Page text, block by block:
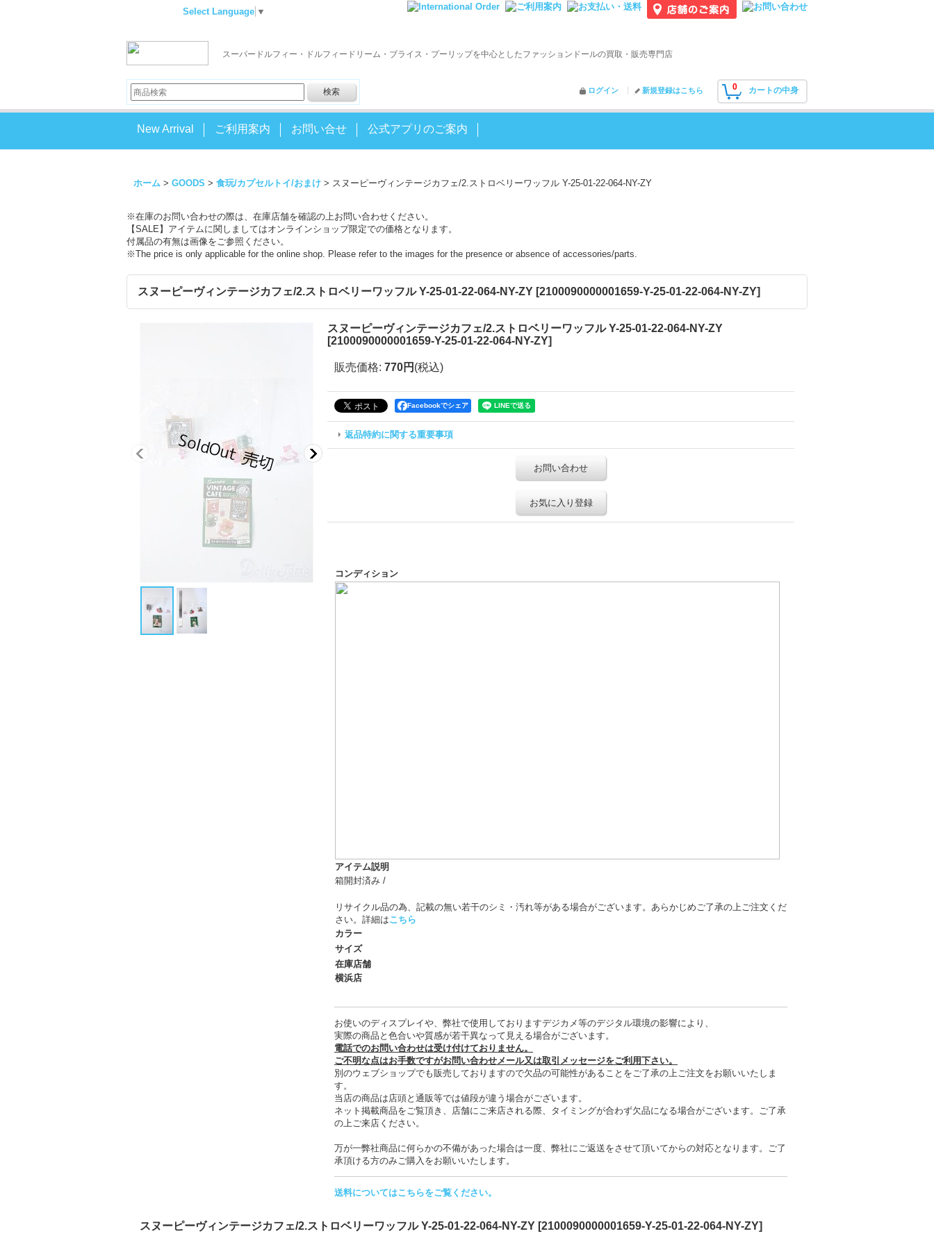
Select Language ▼
スーパードルフィー・ドルフィードリーム・ブライス・プーリップを中心としたファッションドールの買取・販売専門店
0 カートの中身
ログイン 新規登録はこちら
New Arrival ご利用案内 お問い合せ 公式アプリのご案内
ホーム > GOODS > 食玩/カプセルトイ/おまけ > スヌーピーヴィンテージカフェ/2.ストロベリーワッフル Y-25-01-22-064-NY-ZY
※在庫のお問い合わせの際は、在庫店舗を確認の上お問い合わせください。
【SALE】アイテムに関しましてはオンラインショップ限定での価格となります。
付属品の有無は画像をご参照ください。
※The price is only applicable for the online shop. Please refer to the images for the presence or absence of accessories/parts.
スヌーピーヴィンテージカフェ/2.ストロベリーワッフル Y-25-01-22-064-NY-ZY [2100090000001659-Y-25-01-22-064-NY-ZY]
スヌーピーヴィンテージカフェ/2.ストロベリーワッフル Y-25-01-22-064-NY-ZY
[2100090000001659-Y-25-01-22-064-NY-ZY]
販売価格: 770円 (税込)
Facebookでシェア
返品特約に関する重要事項
お問い合わせ
お気に入り登録
コンディション
アイテム説明
箱開封済み /
リサイクル品の為、記載の無い若干のシミ・汚れ等がある場合がございます。あらかじめご了承の上ご注文くだ
さい。詳細はこちら
カラー
サイズ
在庫店舗
横浜店
お使いのディスプレイや、弊社で使用しておりますデジカメ等のデジタル環境の影響により、
実際の商品と色合いや質感が若干異なって見える場合がございます。
電話でのお問い合わせは受け付けておりません。
ご不明な点はお手数ですがお問い合わせメール又は取引メッセージをご利用下さい。
別のウェブショップでも販売しておりますので欠品の可能性があることをご了承の上ご注文をお願いいたしま
す。
当店の商品は店頭と通販等では値段が違う場合がございます。
ネット掲載商品をご覧頂き、店舗にご来店される際、タイミングが合わず欠品になる場合がございます。ご了承
の上ご来店ください。
万が一弊社商品に何らかの不備があった場合は一度、弊社にご返送をさせて頂いてからの対応となります。ご了
承頂ける方のみご購入をお願いいたします。
送料についてはこちらをご覧ください。
スヌーピーヴィンテージカフェ/2.ストロベリーワッフル Y-25-01-22-064-NY-ZY [2100090000001659-Y-25-01-22-064-NY-ZY]